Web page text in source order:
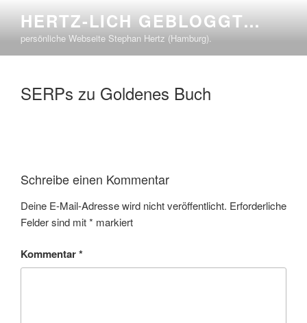
springen
HERTZ-LICH GEBLOGGT…
persönliche Webseite Stephan Hertz (Hamburg).
SERPs zu Goldenes Buch
Schreibe einen Kommentar
Deine E-Mail-Adresse wird nicht veröffentlicht. Erforderliche
Felder sind mit* markiert
Kommentar*